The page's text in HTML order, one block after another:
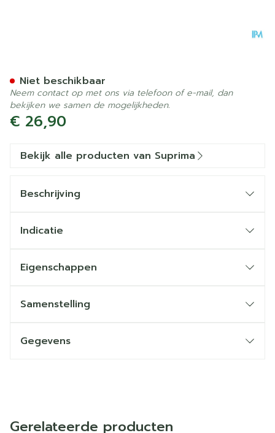
€ 26,90
Niet beschikbaar
Neem contact op met ons via telefoon of e-mail, dan
bekijken we samen de mogelijkheden.
Bekijk alle producten van Suprima
Beschrijving
Indicatie
Eigenschappen
Samenstelling
Gegevens
Gerelateerde producten